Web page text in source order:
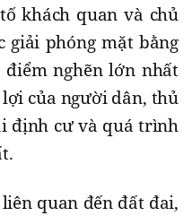
khách quan và chủ
giải phóng mặt bằng
nghẽn lớn nhất
của người dân, thủ
định cư và quá trình
quan đến đất đai,